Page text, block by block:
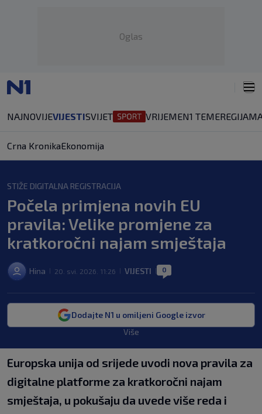
Oglas
NAJNOVIJEVIJESTISVIJET VRIJEMEN1 TEMEREGIJA
Crna KronikaEkonomija
STIŽE DIGITALNA REGISTRACIJA
Počela primjena novih EU
pravila: Velike promjene za
kratkoročni najam smještaja
Hina 20. svi. 2026. 11:26 VIJESTI 0
Dodajte N1 u omiljeni Google izvor
Više
Europska unija od srijede uvodi nova pravila za
digitalne platforme za kratkoročni najam
smještaja, u pokušaju da uvede više reda i